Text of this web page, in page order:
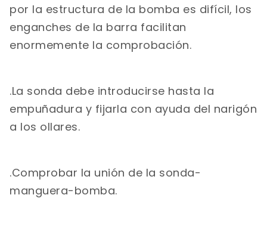
por la estructura de la bomba es difícil, los
enganches de la barra facilitan
enormemente la comprobación.
.La sonda debe introducirse hasta la
empuñadura y fijarla con ayuda del narigón
a los ollares.
.Comprobar la unión de la sonda-
manguera-bomba.